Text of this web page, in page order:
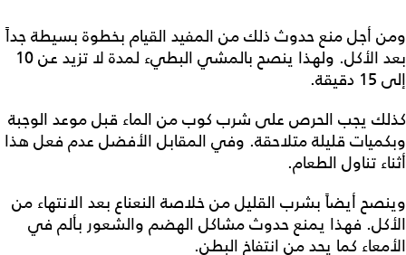
ومن أجل منع حدوث ذلك من المفيد القيام بخطوة بسيطة جداً
بعد الأكل. ولهذا ينصح بالمشي البطيء لمدة لا تزيد عن 10
إلى 15 دقيقة.
كذلك يجب الحرص على شرب كوب من الماء قبل موعد الوجبة
وبكميات قليلة متلاحقة. وفي المقابل الأفضل عدم فعل هذا
أثناء تناول الطعام.
وينصح أيضاً بشرب القليل من خلاصة النعناع بعد الانتهاء من
الأكل. فهذا يمنع حدوث مشاكل الهضم والشعور بألم في
الأمعاء كما يحد من انتفاخ البطن.